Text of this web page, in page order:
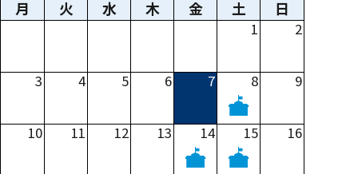
月 火 水 木 金 土 日
1 2
3 4 5 6 7 8 9
10 11 12 13 14 15 16